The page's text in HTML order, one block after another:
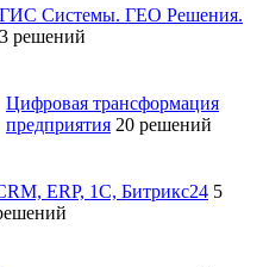
ГИС Системы. ГЕО Решения.
3 решений
Цифровая трансформация
предприятия 20 решений
ERP, 1C, Битрикс24 5